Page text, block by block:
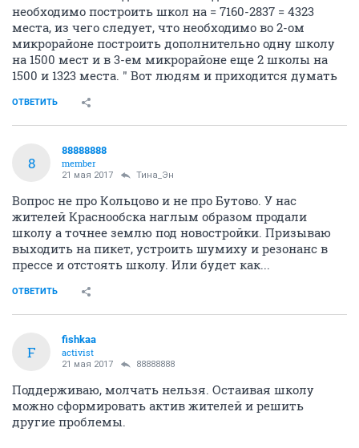
необходимо построить школ на = 7160-2837 = 4323
места, из чего следует, что необходимо во 2-ом
микрорайоне построить дополнительно одну школу
на 1500 мест и в 3-ем микрорайоне еще 2 школы на
1500 и 1323 места. " Вот людям и приходится думать
ОТВЕТИТЬ
8
88888888
member
21 мая 2017 Тина_Эн
Вопрос не про Кольцово и не про Бутово. У нас
жителей Краснообска наглым образом продали
школу а точнее землю под новостройки. Призываю
выходить на пикет, устроить шумиху и резонанс в
прессе и отстоять школу. Или будет как...
ОТВЕТИТЬ
F
fishkaa
activist
21 мая 2017 88888888
Поддерживаю, молчать нельзя. Остаивая школу
можно сформировать актив жителей и решить
другие проблемы.